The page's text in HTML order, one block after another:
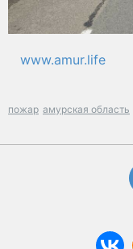
www.amur.life
пожар амурская область